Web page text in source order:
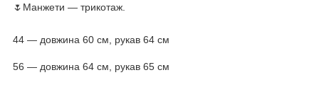
🌷Манжети — трикотаж.
44 — довжина 60 см, рукав 64 см
56 — довжина 64 см, рукав 65 см